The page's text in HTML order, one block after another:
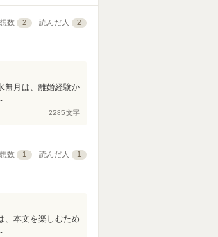
数 2 読んだ人 2
無月は、離婚経験か
2285文字
数 1 読んだ人 1
、本文を楽しむため